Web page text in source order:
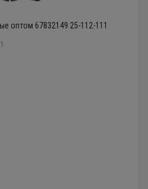
оптом 67832149 25-112-111